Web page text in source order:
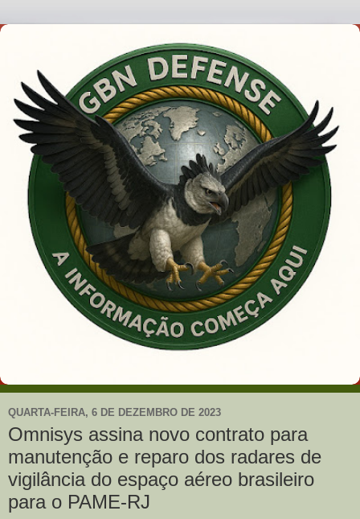
QUARTA-FEIRA, 6 DE DEZEMBRO DE 2023
Omnisys assina novo contrato para
manutenção e reparo dos radares de
vigilância do espaço aéreo brasileiro
para o PAME-RJ